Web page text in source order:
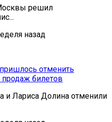
решил
назад
отменить
продаж билетов
и Лариса Долина отменили